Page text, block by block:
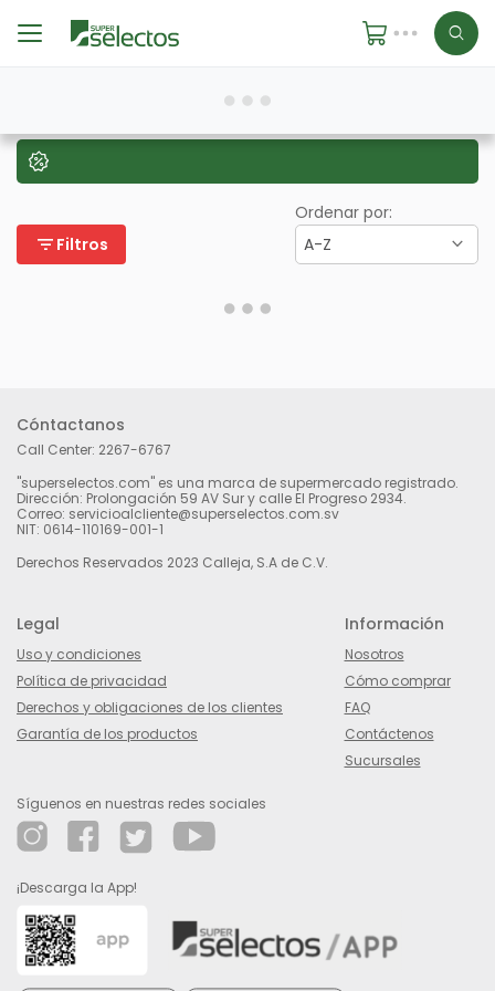
filter_list Filtros
Ordenar por:
A-Z
Cóntactanos
Call Center: 2267-6767
"superselectos.com" es una marca de supermercado registrado.
Dirección: Prolongación 59 AV Sur y calle El Progreso 2934.
Correo: servicioalcliente@superselectos.com.sv
NIT: 0614-110169-001-1
Derechos Reservados 2023 Calleja, S.A de C.V.
Legal
Uso y condiciones
Política de privacidad
Derechos y obligaciones de los clientes
Garantía de los productos
Información
Nosotros
Cómo comprar
FAQ
Contáctenos
Sucursales
Síguenos en nuestras redes sociales
¡Descarga la App!